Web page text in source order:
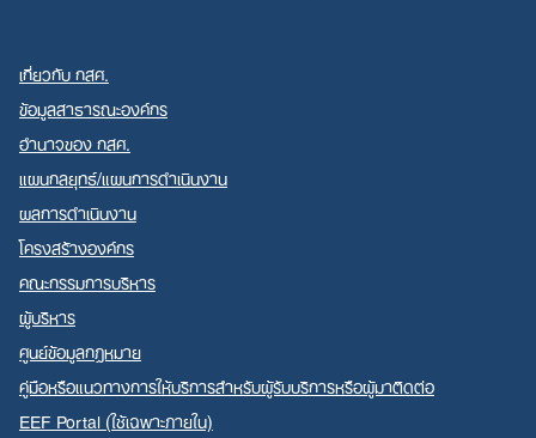
เกี่ยวกับ กสศ.
ข้อมูลสาธารณะองค์กร
อำนาจของ กสศ.
แผนกลยุทธ์/แผนการดำเนินงาน
ผลการดำเนินงาน
โครงสร้างองค์กร
คณะกรรมการบริหาร
ผู้บริหาร
ศูนย์ข้อมูลกฎหมาย
คู่มือหรือแนวทางการให้บริการสำหรับผู้รับบริการหรือผู้มาติดต่อ
EEF Portal (ใช้เฉพาะภายใน)